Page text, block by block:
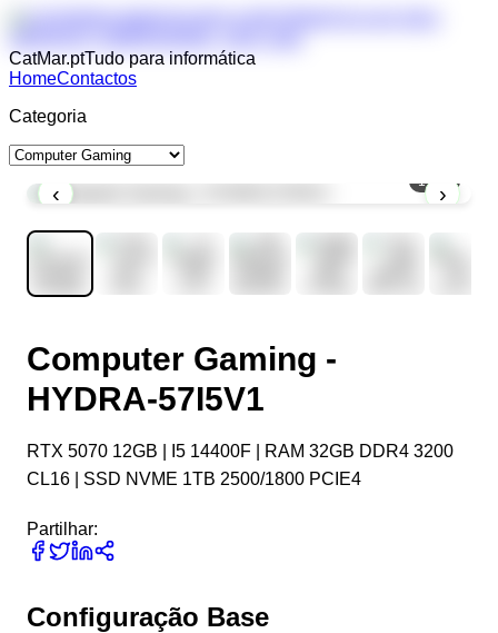
CatMar.ptTudo para informática
HomeContactos
Categoria
‹ ›
1/
Computer Gaming -
HYDRA-57I5V1
RTX 5070 12GB | I5 14400F | RAM 32GB DDR4 3200
CL16 | SSD NVME 1TB 2500/1800 PCIE4
Partilhar:
Configuração Base